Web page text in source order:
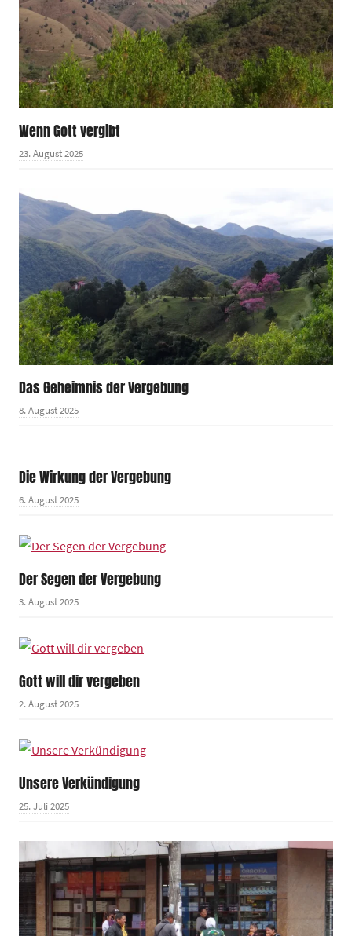
Wenn Gott vergibt
23. August 2025
Das Geheimnis der Vergebung
8. August 2025
Die Wirkung der Vergebung
6. August 2025
Der Segen der Vergebung
3. August 2025
Gott will dir vergeben
2. August 2025
Unsere Verkündigung
25. Juli 2025